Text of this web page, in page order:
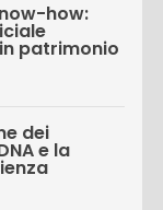
how:
patrimonio
dei
e la